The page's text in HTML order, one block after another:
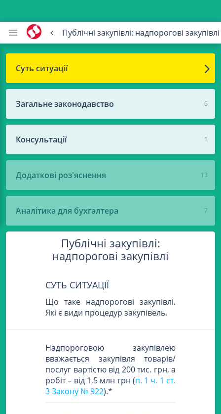
Публічні закупівлі: надпорогові закупівлі
Суть ситуації
6
Загальне законодавство
1
Консультації
13
Додаткові роз'яснення
7
Аналітика для бухгалтера
Публічні закупівлі:
надпорогові закупівлі
СУТЬ СИТУАЦІЇ
Що таке надпорогові закупівлі.
Які є види процедур закупівель.
Надпороговою закупівлею
вважається закупівля товарів/
послуг вартістю від 200 тис. грн, а
робіт – від 1,5 млн грн (п. 1 ч. 1 ст.
3 Закону № 922).*